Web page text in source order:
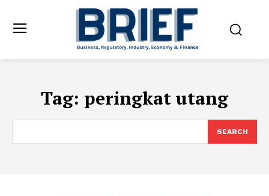
Tag: peringkat utang
SEARCH